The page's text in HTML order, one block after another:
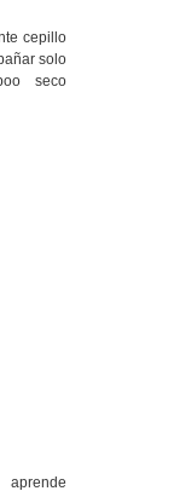
cepillo
solo
seco